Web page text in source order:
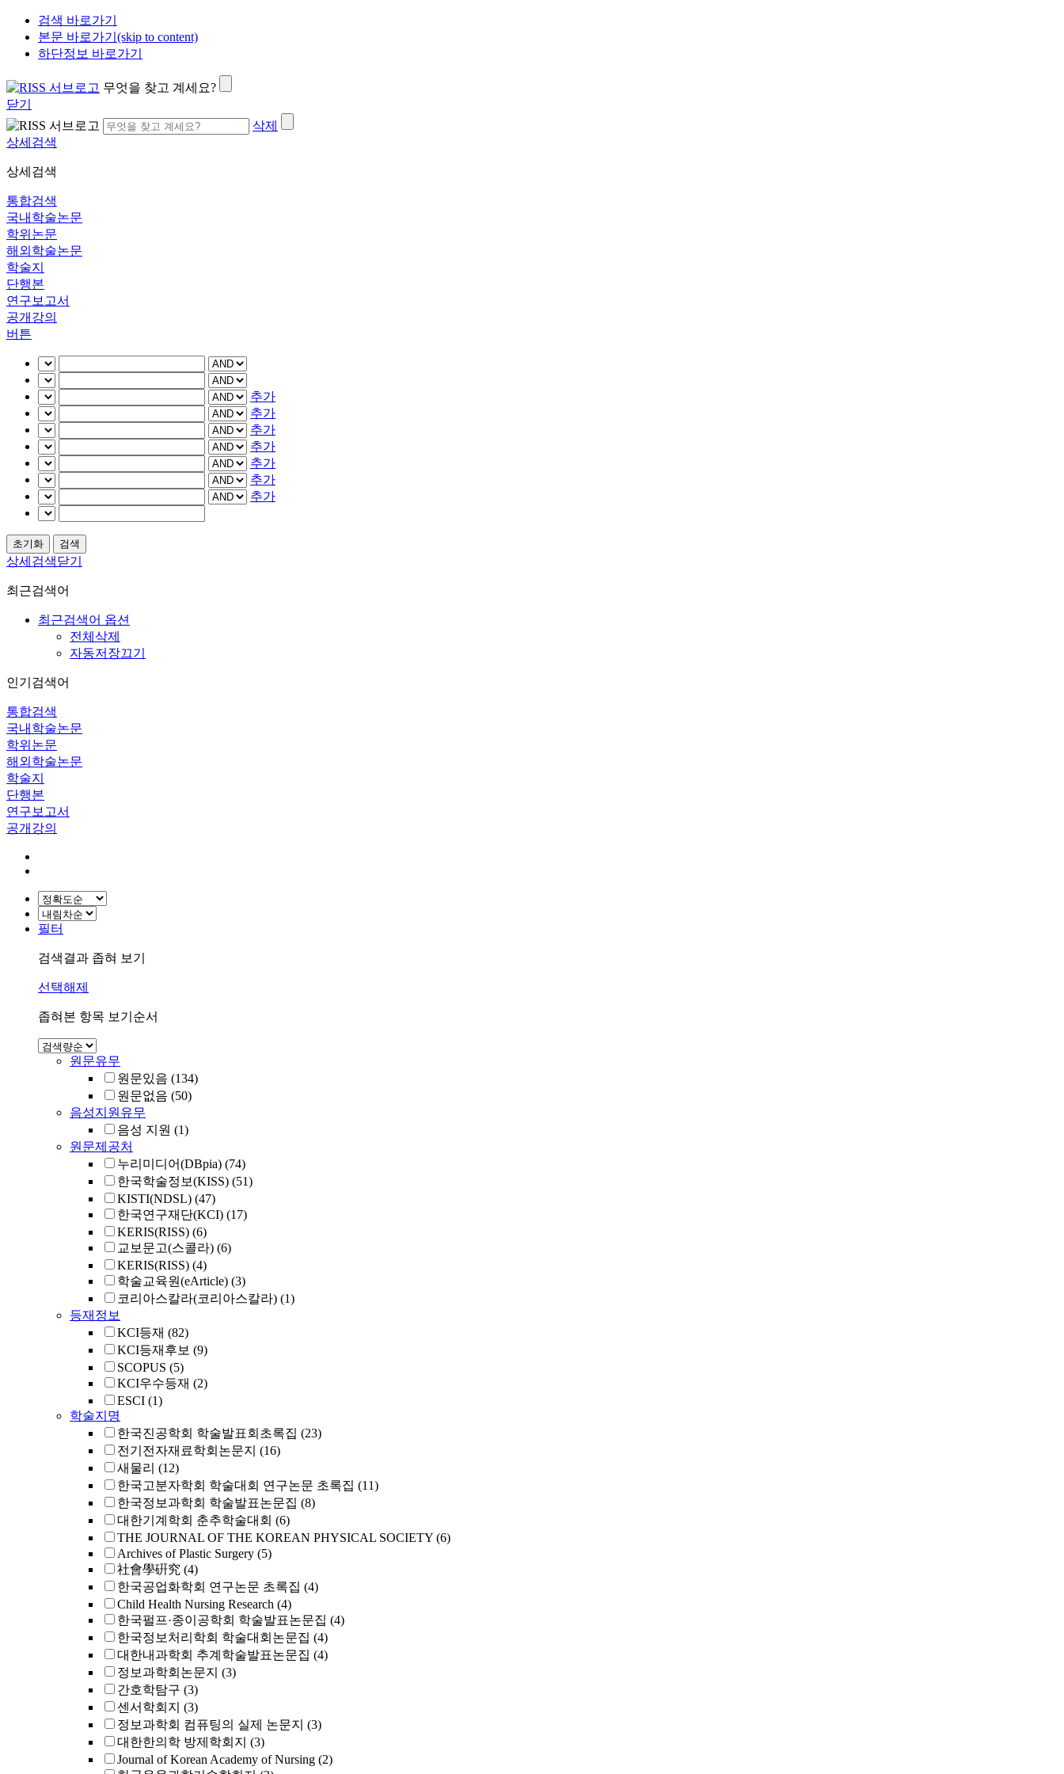
검색 바로가기
본문 바로가기(skip to content)
하단정보 바로가기
무엇을 찾고 계세요?
닫기
삭제
상세검색
상세검색
통합검색
국내학술논문
학위논문
해외학술논문
학술지
단행본
연구보고서
공개강의
버튼
추가
추가
추가
추가
추가
추가
추가
상세검색닫기
최근검색어
최근검색어 옵션
전체삭제
자동저장끄기
인기검색어
통합검색
국내학술논문
학위논문
해외학술논문
학술지
단행본
연구보고서
공개강의
필터
검색결과 좁혀 보기
선택해제
좁혀본 항목 보기순서
원문유무
원문있음 (134)
원문없음 (50)
음성지원유무
음성 지원 (1)
원문제공처
누리미디어(DBpia) (74)
한국학술정보(KISS) (51)
KISTI(NDSL) (47)
한국연구재단(KCI) (17)
KERIS(RISS) (6)
교보문고(스콜라) (6)
KERIS(RISS) (4)
학술교육원(eArticle) (3)
코리아스칼라(코리아스칼라) (1)
등재정보
KCI등재 (82)
KCI등재후보 (9)
SCOPUS (5)
KCI우수등재 (2)
ESCI (1)
학술지명
한국진공학회 학술발표회초록집 (23)
전기전자재료학회논문지 (16)
새물리 (12)
한국고분자학회 학술대회 연구논문 초록집 (11)
한국정보과학회 학술발표논문집 (8)
대한기계학회 춘추학술대회 (6)
THE JOURNAL OF THE KOREAN PHYSICAL SOCIETY (6)
Archives of Plastic Surgery (5)
社會學硏究 (4)
한국공업화학회 연구논문 초록집 (4)
Child Health Nursing Research (4)
한국펄프·종이공학회 학술발표논문집 (4)
한국정보처리학회 학술대회논문집 (4)
대한내과학회 추계학술발표논문집 (4)
정보과학회논문지 (3)
간호학탐구 (3)
센서학회지 (3)
정보과학회 컴퓨팅의 실제 논문지 (3)
대한한의학 방제학회지 (3)
Journal of Korean Academy of Nursing (2)